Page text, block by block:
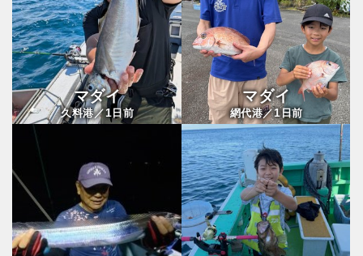
マダイ
久料港／1日前
マダイ
網代港／1日前